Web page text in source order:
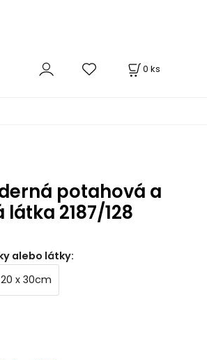
0 ks
potahová a
2187/128
alebo látky:
x 30cm